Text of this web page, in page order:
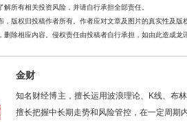
解所有相关投资风险，并请自行承担全部责任。
，版权归投稿作者所有。作者应对文章及图片的真实性及版
删除相应内容。侵权责任由投稿者自行承担，如由此造成龙
金财
知名财经博主，擅长运用波浪理论、K线、布
擅长把握中长期走势和风险管控，在一定周期